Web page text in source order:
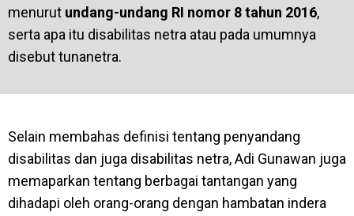
menurut undang-undang RI nomor 8 tahun 2016,
serta apa itu disabilitas netra atau pada umumnya
disebut tunanetra.
Selain membahas definisi tentang penyandang
disabilitas dan juga disabilitas netra, Adi Gunawan juga
memaparkan tentang berbagai tantangan yang
dihadapi oleh orang-orang dengan hambatan indera